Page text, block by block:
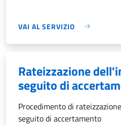
VAI AL SERVIZIO
Rateizzazione
seguito di
Procedimento di
seguito di accertamento